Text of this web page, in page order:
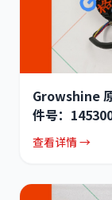
Growshine
件号：
查看详情 →